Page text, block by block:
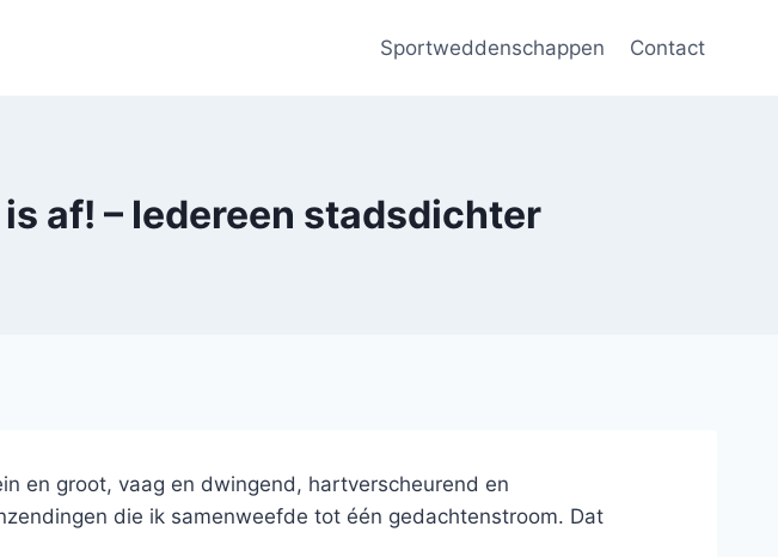
Sportweddenschappen Contact
af! – Iedereen stadsdichter
en groot, vaag en dwingend, hartverscheurend en
die ik samenweefde tot één gedachtenstroom. Dat